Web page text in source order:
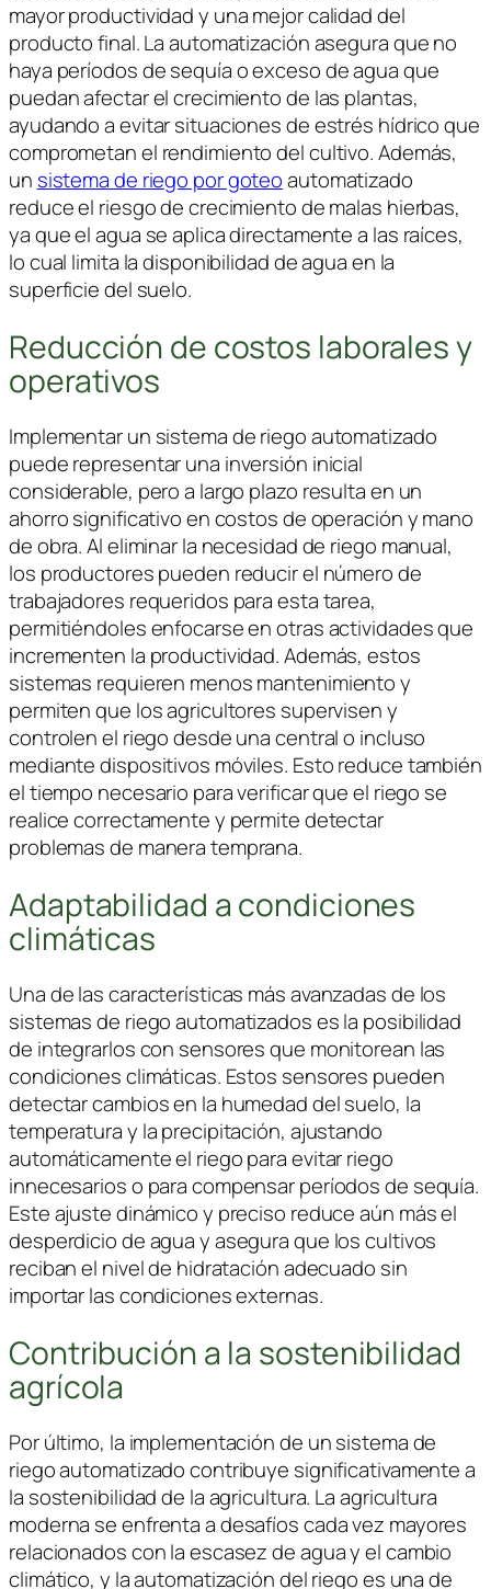
mayor productividad y una mejor calidad del
producto final. La automatización asegura que no
haya períodos de sequía o exceso de agua que
puedan afectar el crecimiento de las plantas,
ayudando a evitar situaciones de estrés hídrico que
comprometan el rendimiento del cultivo. Además,
un sistema de riego por goteoautomatizado
reduce el riesgo de crecimiento de malas hierbas,
ya que el agua se aplica directamente a las raíces,
lo cual limita la disponibilidad de agua en la
superficie del suelo.
Reducción de costos laborales y
operativos
Implementar un sistema de riego automatizado
puede representar una inversión inicial
considerable, pero a largo plazo resulta en un
ahorro significativo en costos de operación y mano
de obra. Al eliminar la necesidad de riego manual,
los productores pueden reducir el número de
trabajadores requeridos para esta tarea,
permitiéndoles enfocarse en otras actividades que
incrementen la productividad. Además, estos
sistemas requieren menos mantenimiento y
permiten que los agricultores supervisen y
controlen el riego desde una central o incluso
mediante dispositivos móviles. Esto reduce también
el tiempo necesario para verificar que el riego se
realice correctamente y permite detectar
problemas de manera temprana.
Adaptabilidad a condiciones
climáticas
Una de las características más avanzadas de los
sistemas de riego automatizados es la posibilidad
de integrarlos con sensores que monitorean las
condiciones climáticas. Estos sensores pueden
detectar cambios en la humedad del suelo, la
temperatura y la precipitación, ajustando
automáticamente el riego para evitar riego
innecesarios o para compensar períodos de sequía.
Este ajuste dinámico y preciso reduce aún más el
desperdicio de agua y asegura que los cultivos
reciban el nivel de hidratación adecuado sin
importar las condiciones externas.
Contribución a la sostenibilidad
agrícola
Por último, la implementación de un sistema de
riego automatizado contribuye significativamente a
la sostenibilidad de la agricultura. La agricultura
moderna se enfrenta a desafíos cada vez mayores
relacionados con la escasez de agua y el cambio
climático, y la automatización del riego es una de